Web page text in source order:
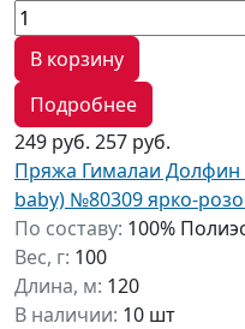
В корзину
Подробнее
249 руб. 257 руб.
Пряжа Гималаи Долфин
baby) №80309 ярко-
По составу: 100%
Вес, г: 100
Длина, м: 120
В наличии: 10 шт